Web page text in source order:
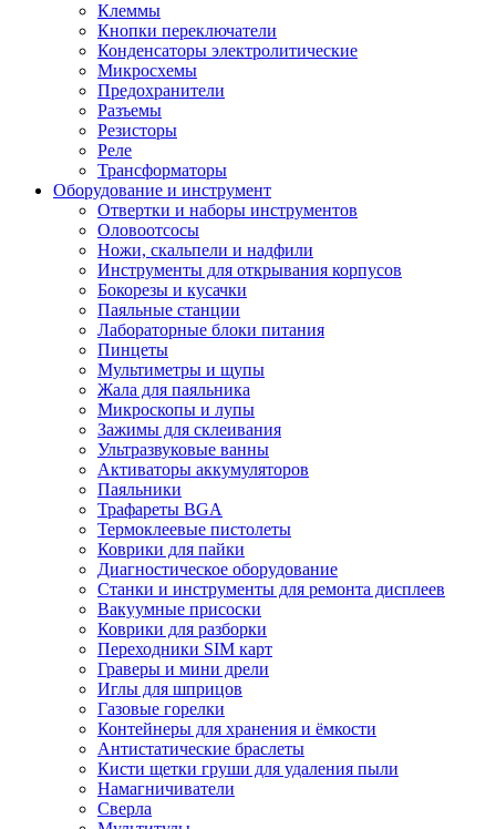
Клеммы
Кнопки переключатели
Конденсаторы электролитические
Микросхемы
Предохранители
Разъемы
Резисторы
Реле
Трансформаторы
Оборудование и инструмент
Отвертки и наборы инструментов
Оловоотсосы
Ножи, скальпели и надфили
Инструменты для открывания корпусов
Бокорезы и кусачки
Паяльные станции
Лабораторные блоки питания
Пинцеты
Мультиметры и щупы
Жала для паяльника
Микроскопы и лупы
Зажимы для склеивания
Ультразвуковые ванны
Активаторы аккумуляторов
Паяльники
Трафареты BGA
Термоклеевые пистолеты
Коврики для пайки
Диагностическое оборудование
Станки и инструменты для ремонта дисплеев
Вакуумные присоски
Коврики для разборки
Переходники SIM карт
Граверы и мини дрели
Иглы для шприцов
Газовые горелки
Контейнеры для хранения и ёмкости
Антистатические браслеты
Кисти щетки груши для удаления пыли
Намагничиватели
Сверла